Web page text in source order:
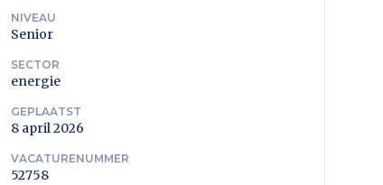
NIVEAU
Senior
SECTOR
energie
GEPLAATST
8 april 2026
VACATURENUMMER
52758